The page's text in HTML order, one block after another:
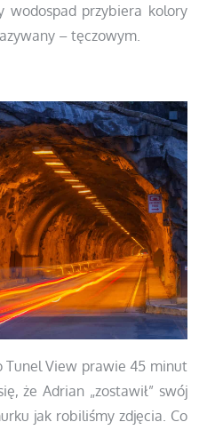
wodospad przybiera kolory
– tęczowym.
Tunel View prawie 45 minut
że Adrian „zostawił” swój
jak robiliśmy zdjęcia. Co